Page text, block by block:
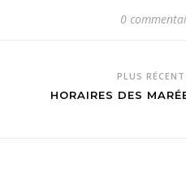
0
PLUS
HORAIRES DES